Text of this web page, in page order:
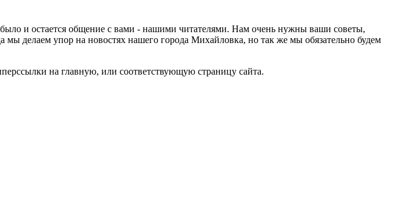
и остается общение с вами - нашими читателями. Нам очень нужны ваши советы,
делаем упор на новостях нашего города Михайловка, но так же мы обязательно будем
на главную, или соответствующую страницу сайта.